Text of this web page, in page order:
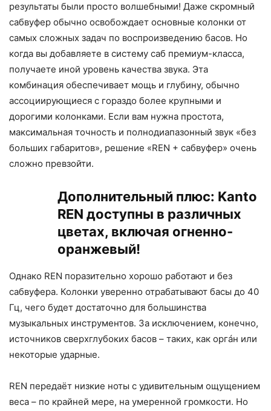
результаты были просто волшебными! Даже скромный
сабвуфер обычно освобождает основные колонки от
самых сложных задач по воспроизведению басов. Но
когда вы добавляете в систему саб премиум-класса,
получаете иной уровень качества звука. Эта
комбинация обеспечивает мощь и глубину, обычно
ассоциирующиеся с гораздо более крупными и
дорогими колонками. Если вам нужна простота,
максимальная точность и полнодиапазонный звук «без
больших габаритов», решение «REN + сабвуфер» очень
сложно превзойти.
Дополнительный плюс: Kanto
REN доступны в различных
цветах, включая огненно-
оранжевый!
Однако REN поразительно хорошо работают и без
сабвуфера. Колонки уверенно отрабатывают басы до 40
Гц, чего будет достаточно для большинства
музыкальных инструментов. За исключением, конечно,
источников сверхглубоких басов – таких, как оргáн или
некоторые ударные.
REN передаёт низкие ноты с удивительным ощущением
веса – по крайней мере, на умеренной громкости. Но